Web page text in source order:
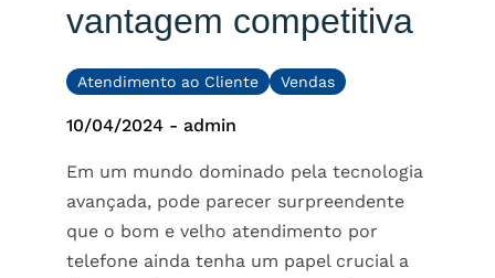
vantagem competitiva
Atendimento ao Cliente Vendas
10/04/2024 - admin
Em um mundo dominado pela tecnologia
avançada, pode parecer surpreendente
que o bom e velho atendimento por
telefone ainda tenha um papel crucial a